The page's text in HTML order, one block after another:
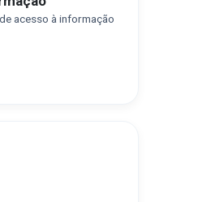
acesso à informação